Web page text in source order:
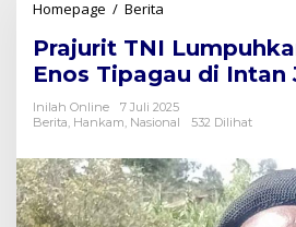
Homepage / Berita
Lumpuhkan
Tokoh
OPM
Enos
Tipagau
Intan
Jaya
Prajurit TNI
Enos Tipagau di Intan
Inilah Online
7 Juli 2025
Berita Hankam Nasional 532 Dilihat